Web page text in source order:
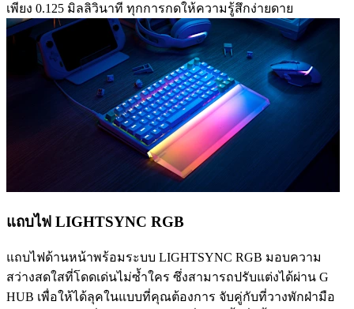
เพียง 0.125 มิลลิวินาที ทุกการกดให้ความรู้สึกง่ายดาย
แถบไฟ LIGHTSYNC RGB
แถบไฟด้านหน้าพร้อมระบบ LIGHTSYNC RGB มอบความ
สว่างสดใสที่โดดเด่นไม่ซ้ำใคร ซึ่งสามารถปรับแต่งได้ผ่าน G
HUB เพื่อให้ได้ลุคในแบบที่คุณต้องการ จับคู่กับที่วางพักฝ่ามือ